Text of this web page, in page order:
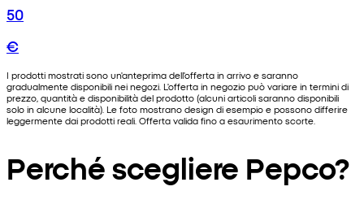
50
€
I prodotti mostrati sono un'anteprima dell'offerta in arrivo e saranno
gradualmente disponibili nei negozi. L'offerta in negozio può variare in termini di
prezzo, quantità e disponibilità del prodotto (alcuni articoli saranno disponibili
solo in alcune località). Le foto mostrano design di esempio e possono differire
leggermente dai prodotti reali. Offerta valida fino a esaurimento scorte.
Perché scegliere Pepco?